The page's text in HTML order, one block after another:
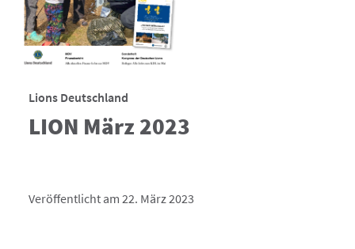
Lions Deutschland
LION März 2023
Veröffentlicht am 22. März 2023